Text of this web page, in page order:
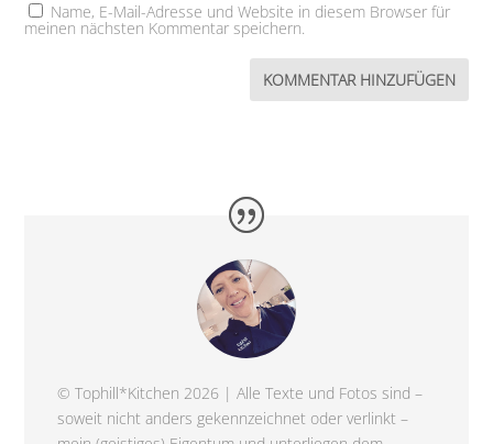
Name, E-Mail-Adresse und Website in diesem Browser für
meinen nächsten Kommentar speichern.
© Tophill*Kitchen 2026 | Alle Texte und Fotos sind –
soweit nicht anders gekennzeichnet oder verlinkt –